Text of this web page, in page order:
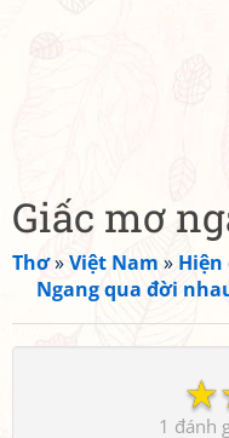
Giấc mơ
Thơ»Việt Nam » Hiện
Ngang qua đời
☆
1